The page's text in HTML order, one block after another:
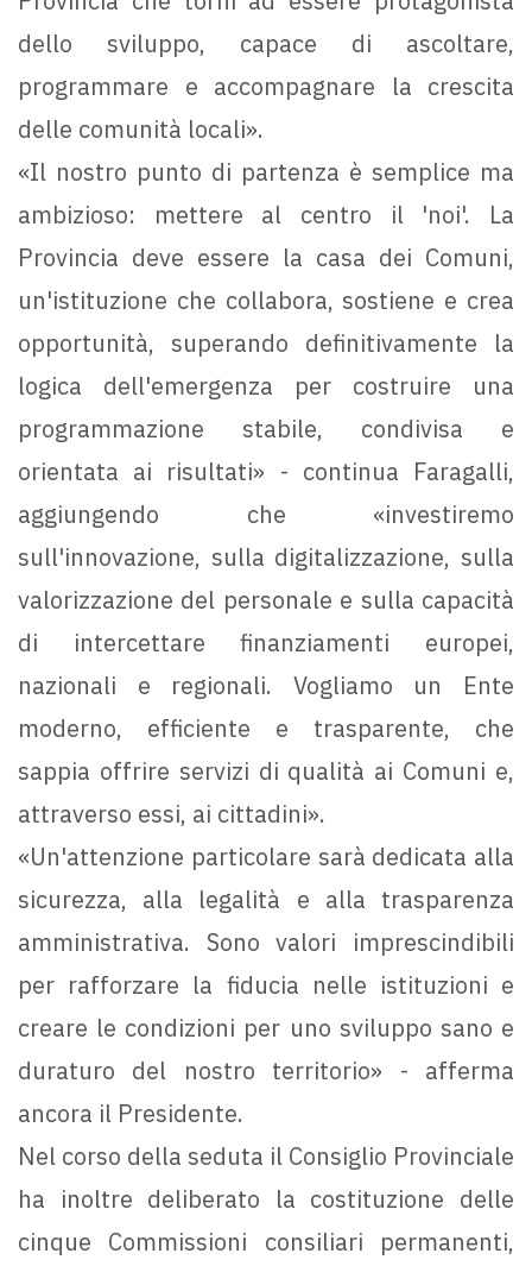
dello sviluppo, capace di ascoltare,
programmare e accompagnare la crescita
delle comunità locali».
«Il nostro punto di partenza è semplice ma
ambizioso: mettere al centro il 'noi'. La
Provincia deve essere la casa dei Comuni,
un'istituzione che collabora, sostiene e crea
opportunità, superando definitivamente la
logica dell'emergenza per costruire una
programmazione stabile, condivisa e
orientata ai risultati» - continua Faragalli,
aggiungendo che «investiremo
sull'innovazione, sulla digitalizzazione, sulla
valorizzazione del personale e sulla capacità
di intercettare finanziamenti europei,
nazionali e regionali. Vogliamo un Ente
moderno, efficiente e trasparente, che
sappia offrire servizi di qualità ai Comuni e,
attraverso essi, ai cittadini».
«Un'attenzione particolare sarà dedicata alla
sicurezza, alla legalità e alla trasparenza
amministrativa. Sono valori imprescindibili
per rafforzare la fiducia nelle istituzioni e
creare le condizioni per uno sviluppo sano e
duraturo del nostro territorio» - afferma
ancora il Presidente.
Nel corso della seduta il Consiglio Provinciale
ha inoltre deliberato la costituzione delle
cinque Commissioni consiliari permanenti,